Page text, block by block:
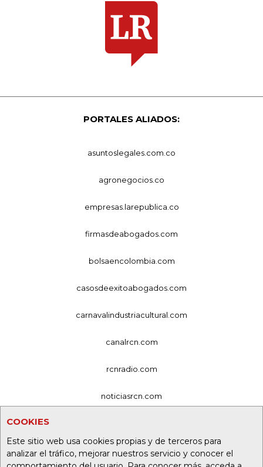
COOKIES
Este sitio web usa cookies propias y de terceros para
analizar el tráfico, mejorar nuestros servicio y conocer el
PORTALES ALIADOS:
asuntoslegales.com.co
agronegocios.co
empresas.larepublica.co
firmasdeabogados.com
bolsaencolombia.com
casosdeexitoabogados.com
carnavalindustriacultural.com
canalrcn.com
rcnradio.com
noticiasrcn.com
alerta.com.co